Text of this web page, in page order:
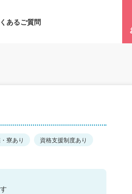
あるご質問
寮あり
資格支援制度あり